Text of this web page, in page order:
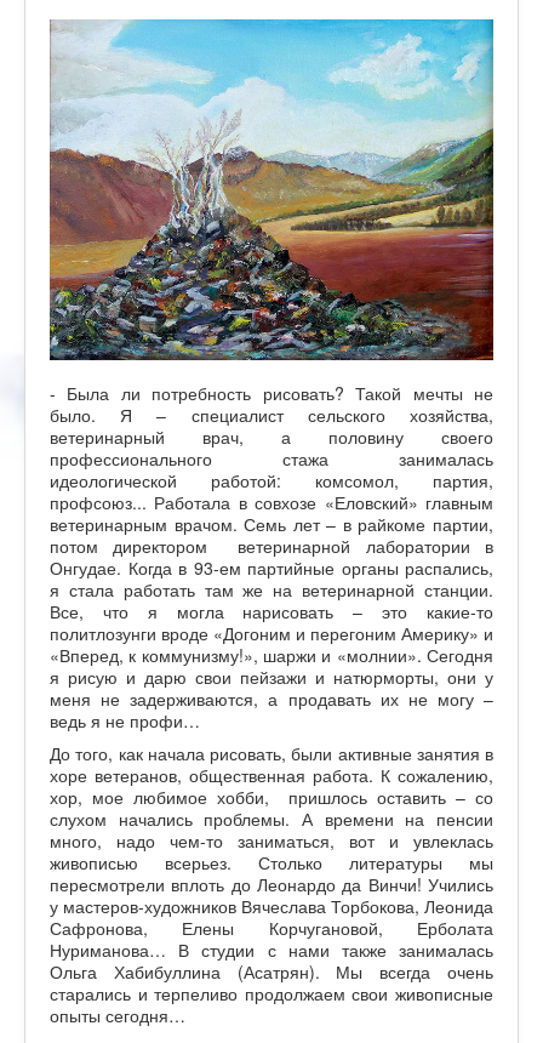
- Была ли потребность рисовать? Такой мечты не
было. Я – специалист сельского хозяйства,
ветеринарный врач, а половину своего
профессионального стажа занималась
идеологической работой: комсомол, партия,
профсоюз... Работала в совхозе «Еловский» главным
ветеринарным врачом. Семь лет – в райкоме партии,
потом директором ветеринарной лаборатории в
Онгудае. Когда в 93-ем партийные органы распались,
я стала работать там же на ветеринарной станции.
Все, что я могла нарисовать – это какие-то
политлозунги вроде «Догоним и перегоним Америку» и
«Вперед, к коммунизму!», шаржи и «молнии». Сегодня
я рисую и дарю свои пейзажи и натюрморты, они у
меня не задерживаются, а продавать их не могу –
ведь я не профи…
До того, как начала рисовать, были активные занятия в
хоре ветеранов, общественная работа. К сожалению,
хор, мое любимое хобби, пришлось оставить – со
слухом начались проблемы. А времени на пенсии
много, надо чем-то заниматься, вот и увлеклась
живописью всерьез. Столько литературы мы
пересмотрели вплоть до Леонардо да Винчи! Учились
у мастеров-художников Вячеслава Торбокова, Леонида
Сафронова, Елены Корчугановой, Ерболата
Нуриманова… В студии с нами также занималась
Ольга Хабибуллина (Асатрян). Мы всегда очень
старались и терпеливо продолжаем свои живописные
опыты сегодня…